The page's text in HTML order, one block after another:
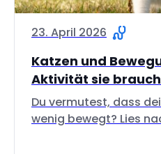
23. April 2026
Katzen und
Aktivität sie
Du vermutest, dass
wenig bewegt? Lies